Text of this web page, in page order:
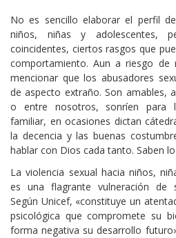
No es sencillo elaborar el perfil
niños, niñas y adolescentes,
coincidentes, ciertos rasgos que
comportamiento. Aun a riesgo de
mencionar que los abusadores
de aspecto extraño. Son amables,
o entre nosotros, sonríen para
familiar, en ocasiones dictan
la decencia y las buenas
hablar con Dios cada tanto. Saben
La violencia sexual hacia niños,
es una flagrante vulneración de
Según Unicef, «constituye un
psicológica que compromete su
forma negativa su desarrollo